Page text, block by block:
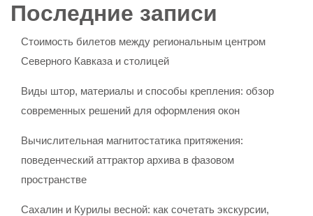
Последние записи
Стоимость билетов между региональным центром
Северного Кавказа и столицей
Виды штор, материалы и способы крепления: обзор
современных решений для оформления окон
Вычислительная магнитостатика притяжения:
поведенческий аттрактор архива в фазовом
пространстве
Сахалин и Курилы весной: как сочетать экскурсии,